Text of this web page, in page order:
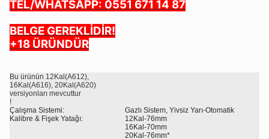
TEL/WHATSAPP: 0551 671 14 87
BELGE GEREKLİDİR!
+18 ÜRÜNDÜR
Bu ürünün 12Kal(A612),
16Kal(A616), 20Kal(A620)
versiyonları mevcuttur
!
Çalışma Sistemi:
Gazlı Sistem, Yivsiz Yarı-Otomatik
Kalibre & Fişek Yatağı:
12Kal-76mm
16Kal-70mm
20Kal-76mm*